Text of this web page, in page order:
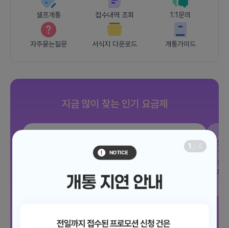
셀프개통 접수내역 조회 1:1문의
자주묻는질문 서식지 다운로드 개통가이드
지금 많이 찾는 인기 요금제
JOY 500분 30GB
문자 100건
월 12,100원/ 평생할인
통
1